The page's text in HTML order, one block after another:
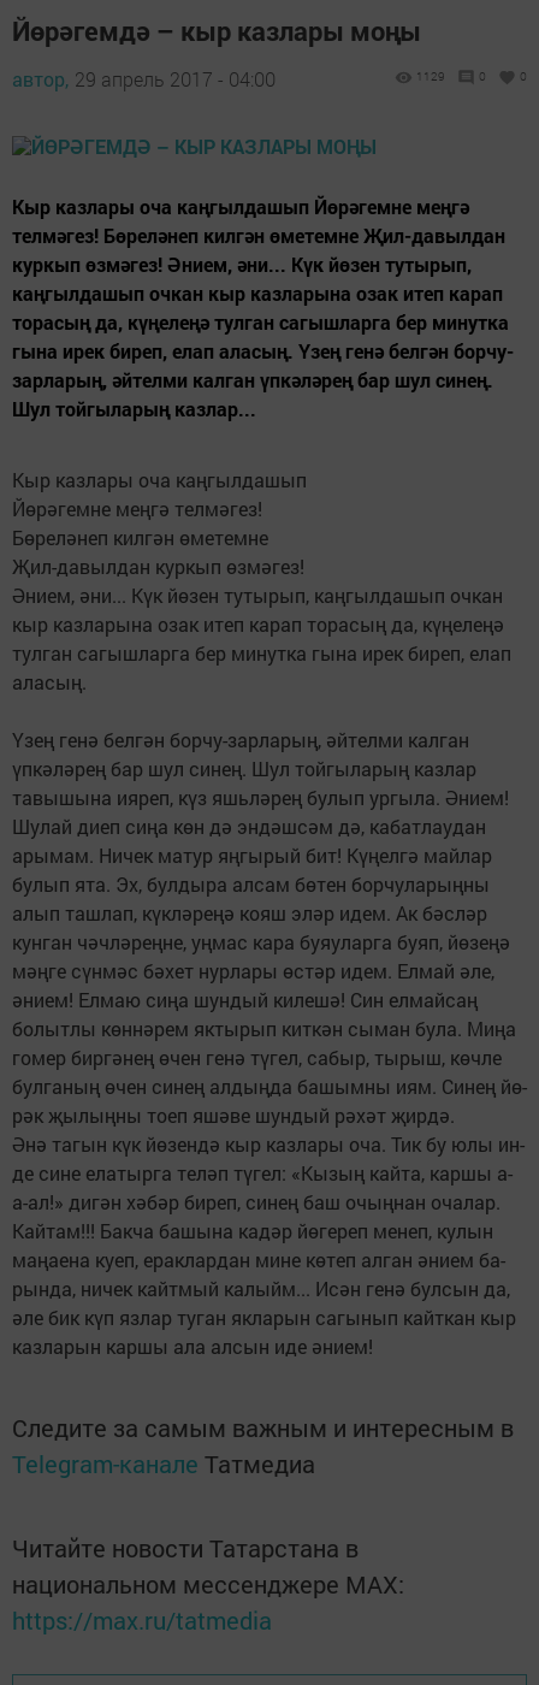
Йөрәгемдә – кыр казлары моңы
автор, 29 апрель 2017 - 04:00 1129 0 0
Кыр казлары оча каңгылдашып Йөрәгемне меңгә
телмәгез! Бөреләнеп килгән өметемне Җил-давылдан
куркып өзмәгез! Әнием, әни... Күк йөзен тутырып,
каңгылдашып очкан кыр казларына озак итеп карап
торасың да, күңелеңә тулган сагышларга бер минутка
гына ирек биреп, елап аласың. Үзең генә белгән борчу-
зарларың, әйтелми калган үпкәләрең бар шул синең.
Шул тойгыларың каз­лар...
Кыр казлары оча каңгылдашып
Йөрәгемне меңгә телмәгез!
Бөреләнеп килгән өметемне
Җил-давылдан куркып өзмәгез!
Әнием, әни... Күк йөзен тутырып, каңгылдашып очкан
кыр казларына озак итеп карап торасың да, күңелеңә
тулган сагышларга бер минутка гына ирек биреп, елап
аласың.
Үзең генә белгән борчу-зарларың, әйтелми калган
үпкәләрең бар шул синең. Шул тойгыларың каз­лар
тавышына ияреп, күз яшьләрең булып ургы­ла. Әнием!
Шулай диеп сиңа көн дә эндәшсәм дә, ка­батлаудан
арымам. Ничек матур яңгырый бит! Кү­ңелгә майлар
булып ята. Эх, булдыра алсам бөтен борчуларыңны
алып ташлап, күкләреңә кояш эләр идем. Ак бәсләр
кунган чәчләреңне, уңмас кара буяуларга буяп, йөзеңә
мәңге сүнмәс бәхет нурла­ры өстәр идем. Елмай әле,
әнием! Елмаю сиңа шундый килешә! Син елмайсаң
болытлы көннәрем як­тырып киткән сыман була. Миңа
гомер биргә­нең өчен генә түгел, сабыр, тырыш, көчле
бул­га­ның өчен синең алдыңда башымны иям. Си­нең йө­
рәк җылыңны тоеп яшәве шундый рәхәт җир­­дә.
Әнә тагын күк йөзендә кыр казлары оча. Тик бу юлы ин­­
де сине елатырга теләп түгел: «Кызың кайта, кар­­­шы а-
а-ал!» дигән хәбәр биреп, синең баш очыңнан оча­­лар.
Кай­­там!!! Бакча башына кадәр йөгереп менеп, ку­лын
ма­ңаена куеп, ераклардан мине көтеп алган әни­ем ба­­
рында, ничек кайтмый калыйм... Исән генә бул­сын да,
әле бик күп язлар туган якларын сагынып кайт­кан кыр
казларын каршы ала алсын иде әнием!
Следите за самым важным и интересным в
Telegram-канале Татмедиа
Читайте новости Татарстана в
национальном мессенджере MАХ:
https://max.ru/tatmedia